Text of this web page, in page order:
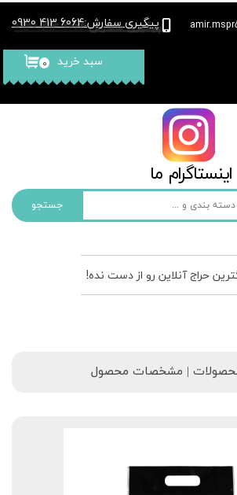
جستجو
پیگیری سفارش:
6064 413 0930
۰ سبد خرید
حراج آنلاین رو از دست نده!
​​اینستاگرام ما​​​​​​​
| مشخصات محصول